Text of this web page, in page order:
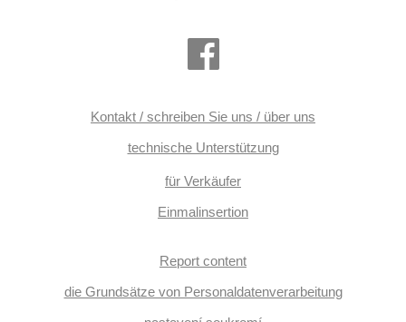
Stabilitätsprogramm (ESP), Antriebsschlupfregelung (ASR),
Notbremsung (PEBS), automatisch im Berg bremsen , 8x
Airbag, Antrieb 4x4, Automatikgetriebe, Fahrkamera, hlídání
Kontakt / schreiben Sie uns / über uns
technische Unterstützung
für Verkäufer
Einmalinsertion
Report content
die Grundsätze von Personaldatenverarbeitung